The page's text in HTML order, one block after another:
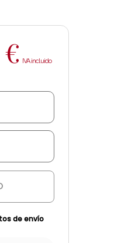
€
de envío